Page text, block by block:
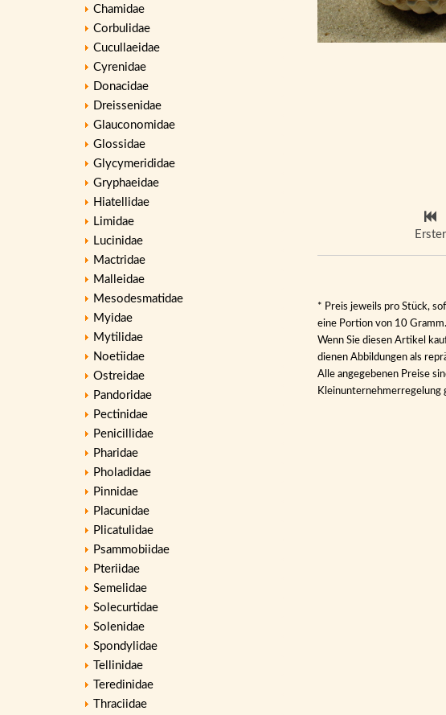
Chamidae
Corbulidae
Cucullaeidae
Cyrenidae
Donacidae
Dreissenidae
Glauconomidae
Glossidae
Glycymerididae
Gryphaeidae
Hiatellidae
Limidae
Lucinidae
Mactridae
Malleidae
Mesodesmatidae
Myidae
Mytilidae
Noetiidae
Ostreidae
Pandoridae
Pectinidae
Penicillidae
Pharidae
Pholadidae
Pinnidae
Placunidae
Plicatulidae
Psammobiidae
Pteriidae
Semelidae
Solecurtidae
Solenidae
Spondylidae
Tellinidae
Teredinidae
Thraciidae
Erster
* Preis jeweils pro Stück,
eine Portion von 10 Gramm.
Wenn Sie diesen Artikel
dienen Abbildungen als
Alle angegebenen Preise
Kleinunternehmerregelung